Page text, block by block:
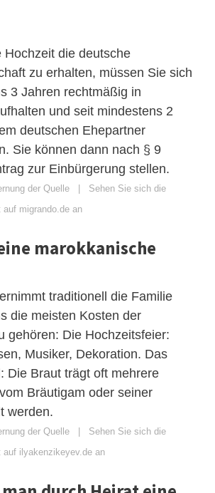
Hochzeit die deutsche
zu erhalten, müssen Sie sich
3 Jahren rechtmäßig in
und seit mindestens 2
deutschen Ehepartner
Sie können dann nach § 9
zur Einbürgerung stellen.
der Quelle | Sehen Sie sich die
migrando.de an
marokkanische
traditionell die Familie
die meisten Kosten der
gehören: Die Hochzeitsfeier:
Musiker, Dekoration. Das
Die Braut trägt oft mehrere
Bräutigam oder seiner
werden.
der Quelle | Sehen Sie sich die
auf ilyakenzikeyev.de an